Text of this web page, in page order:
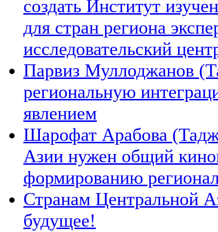
создать Институт
для стран региона
исследовательский
Парвиз Муллоджанов
региональную
явлением
Шарофат Арабова
Азии нужен общий
формированию
Странам Центральной
будущее!